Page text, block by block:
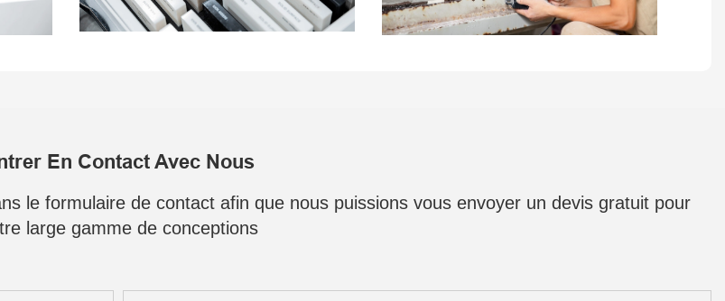
En Contact Avec Nous
le formulaire de contact afin que nous puissions vous envoyer un devis gratuit pour
large gamme de conceptions